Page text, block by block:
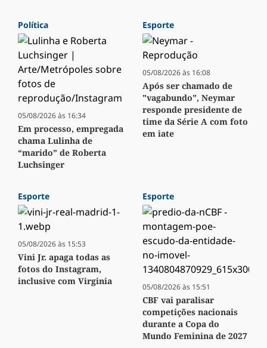
Política
05/08/2026 às 16:34
Em processo, empregada
chama Lulinha de
“marido” de Roberta
Luchsinger
Esporte
05/08/2026 às 16:08
Após ser chamado de
"vagabundo", Neymar
responde presidente de
time da Série A com foto
em iate
Esporte
05/08/2026 às 15:53
Vini Jr. apaga todas as
fotos do Instagram,
inclusive com Virginia
Esporte
05/08/2026 às 15:51
CBF vai paralisar
competições nacionais
durante a Copa do
Mundo Feminina de 2027